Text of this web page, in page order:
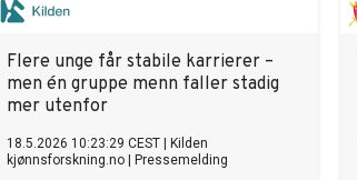
Flere unge får stabile karrierer –
men én gruppe menn faller stadig
mer utenfor
18.5.2026 10:23:29 CEST
Kilden
kjønnsforskning.no
Pressemelding